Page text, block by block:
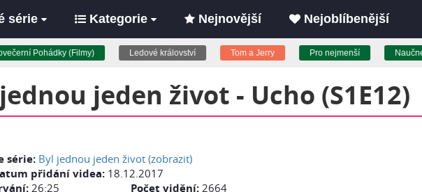
série Kategorie Nejnovější Nejoblíbenější
Pohádky (Filmy) Ledové království Tom a Jerry Pro nejmenší Naučné
jeden život - Ucho (S1E12)
série: Byl jednou jeden život (zobrazit)
přidání videa: 18.12.2017
26:25 Počet vidění:2664